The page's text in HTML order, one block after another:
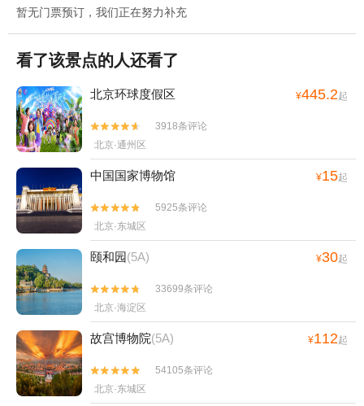
暂无门票预订，我们正在努力补充
看了该景点的人还看了
北京环球度假区 ¥445.2起


3918条评论
北京·通州区
中国国家博物馆 ¥15起


5925条评论
北京·东城区
颐和园(5A) ¥30起


33699条评论
北京·海淀区
故宫博物院(5A) ¥112起


54105条评论
北京·东城区